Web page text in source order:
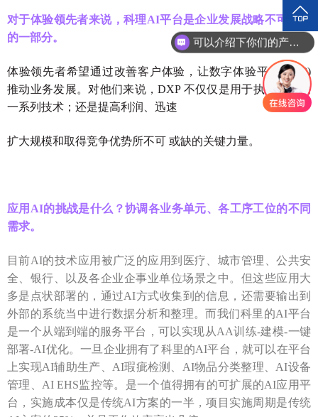
对于体验领先者来说， 科理AI平台是企业发展战略不可或缺
的一部分。
体验领先者希望通过改善客户体验，让数字体验平台(DXP)
推动业务发展。对他们来说，DXP 不仅仅是用于执行流程的
一系列技术；还是提高利润、迅速
扩大规模和取得竞争优势所不可 或缺的关键力量。
应用AI的挑战是什么？协调各业务单元、各工序工位的不同
需求。
目前AI的技术应用被广泛的应用到医疗、城市管理、公共安
全、银行、以及各企业企事业单位场景之中。但这些应用大
多是点状部署的，通过AI方式收集到的信息，还需要输出到
外部的系统当中进行数据分析和整理。而我们科里的AI平台
是一个从端到端的服务平台，可以实现从AA训练-建模-一键
部署-AI优化。一旦企业拥有了科里的AI平台，就可以在平台
上实现AI辅助生产、AI瑕疵检测、AI物品分类整理、AI设备
管理、AI EHS监控等。是一个值得拥有的可扩展的AI应用平
台，实施成本仅是传统AI方案的一半，项目实施周期是传统
可以介绍下你们的产品么？
你们是怎么收费的呢？